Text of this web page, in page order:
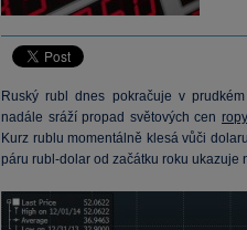
Ruský rubl dnes pokračuje v
nadále sráží propad světových cen ropy
Kurz rublu momentálně klesá vůči
páru rubl-dolar od začátku roku ukazuje